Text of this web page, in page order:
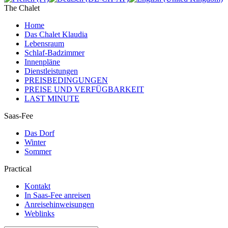
The Chalet
Home
Das Chalet Klaudia
Lebensraum
Schlaf-Badzimmer
Innenpläne
Dienstleistungen
PREISBEDINGUNGEN
PREISE UND VERFÜGBARKEIT
LAST MINUTE
Saas-Fee
Das Dorf
Winter
Sommer
Practical
Kontakt
In Saas-Fee anreisen
Anreisehinweisungen
Weblinks